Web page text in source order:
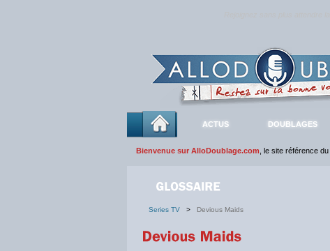
ACTUS DOUBLAGES
Bienvenue sur AlloDoublage.com , le site référence
Series TV > Devious Maids